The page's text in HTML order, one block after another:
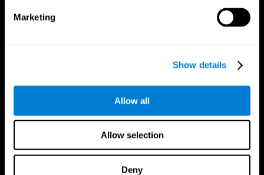
Marketing
Show details
Allow all
Allow selection
Deny
Ακολούθησέ μας στο